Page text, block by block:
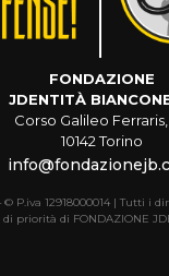
FONDAZIONE
JDENTITÀ
Corso Galileo
10142 Torino
© P.iva 12918000014 | Tutti i
priorità di FONDAZIONE